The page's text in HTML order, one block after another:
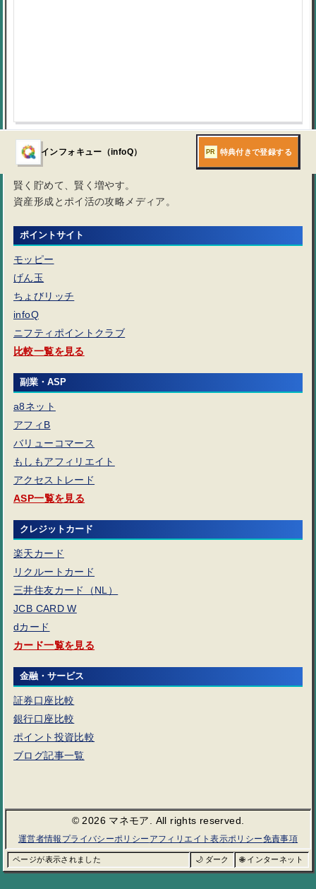
インフォキュー（infoQ） PR 特典付きで登録する
マネモア
賢く貯めて、賢く増やす。
資産形成とポイ活の攻略メディア。
ポイントサイト
モッピー
げん玉
ちょびリッチ
infoQ
ニフティポイントクラブ
比較一覧を見る
副業・ASP
a8ネット
アフィB
バリューコマース
もしもアフィリエイト
アクセストレード
ASP一覧を見る
クレジットカード
楽天カード
リクルートカード
三井住友カード（NL）
JCB CARD W
dカード
カード一覧を見る
金融・サービス
証券口座比較
銀行口座比較
ポイント投資比較
ブログ記事一覧
© 2026 マネモア. All rights reserved.
運営者情報 プライバシーポリシー アフィリエイト表示ポリシー免責事項
ページが表示されました 🌙 ダーク 🌐 インターネット